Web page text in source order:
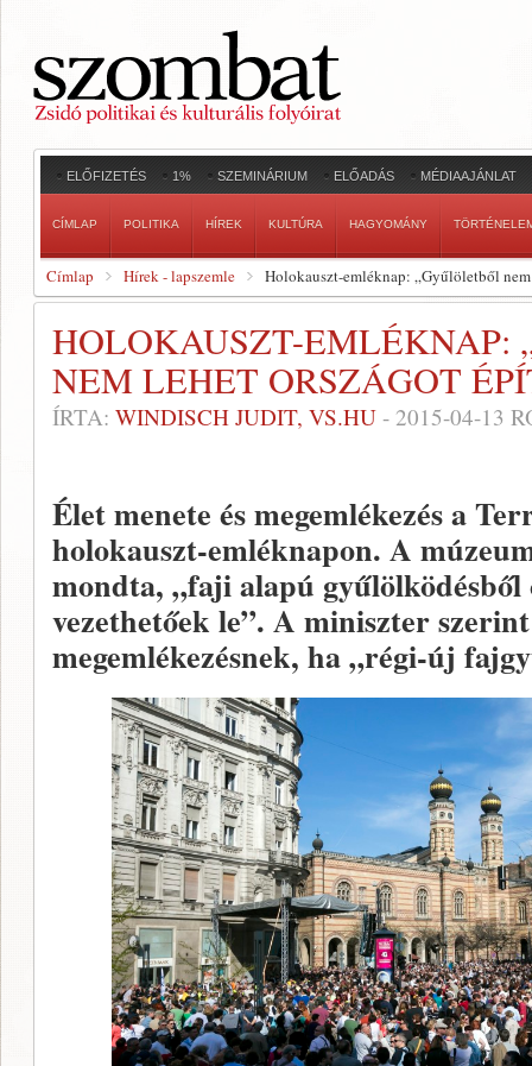
ELŐFIZETÉS 1% SZEMINÁRIUM ELŐADÁS MÉDIAAJÁNLAT
CÍMLAP POLITIKA HÍREK KULTÚRA HAGYOMÁNY
Címlap Hírek - lapszemle Holokauszt-emléknap: „Gyűlöletből
HOLOKAUSZT-EMLÉKNAP:
NEM LEHET ORSZÁGOT
ÍRTA: WINDISCH JUDIT, VS.HU - 2015-04-13
Élet menete és megemlékezés a
holokauszt-emléknapon. A
mondta, „faji alapú gyűlölködésből
vezethetőek le”. A miniszter
megemlékezésnek, ha „régi-új